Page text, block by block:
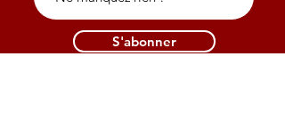
S'abonner